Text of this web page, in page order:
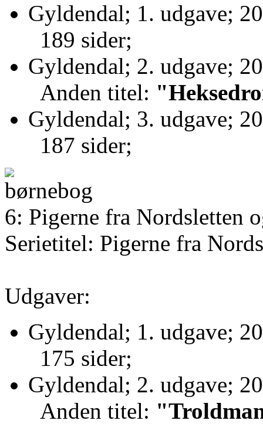
Gyldendal; 1. udgave;
189 sider;
Gyldendal; 2. udgave;
Anden titel:
Gyldendal; 3. udgave;
187 sider;
6: Pigerne fra Nordsletten
Serietitel: Pigerne fra
Udgaver:
Gyldendal; 1. udgave;
175 sider;
Gyldendal; 2. udgave;
Anden titel: